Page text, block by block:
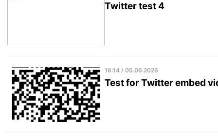
Twitter test 4
16:14 / 05.06.2026
Test for Twitter embed